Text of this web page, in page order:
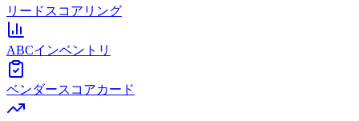
リードスコアリング
ABCインベントリ
ベンダースコアカード